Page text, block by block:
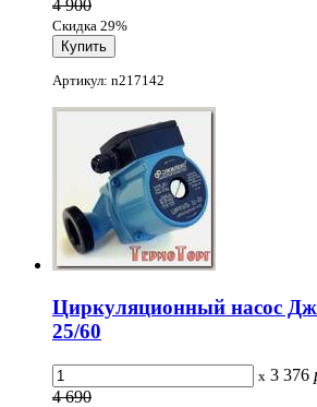
4 900
Скидка 29%
Артикул: n217142
Циркуляционный насос
25/60
x 3 376
4 690